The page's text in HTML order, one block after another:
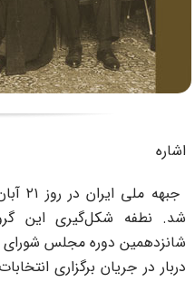
نطفه شکل‌گیری این گروه
دوره مجلس شورای
در جریان برگزاری